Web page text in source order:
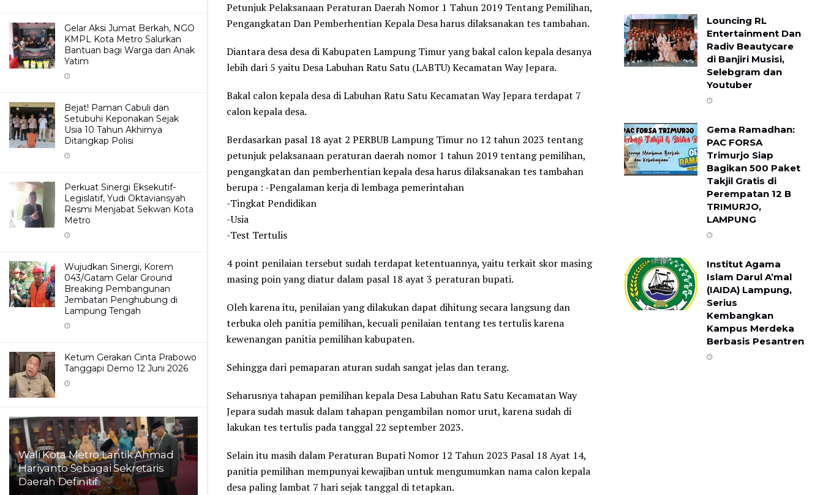
Gelar Aksi Jumat Berkah, NGO
KMPL Kota Metro Salurkan
Bantuan bagi Warga dan Anak
Yatim
Bejat! Paman Cabuli dan
Setubuhi Keponakan Sejak
Usia 10 Tahun Akhirnya
Ditangkap Polisi
Perkuat Sinergi Eksekutif-
Legislatif, Yudi Oktaviansyah
Resmi Menjabat Sekwan Kota
Metro
Wujudkan Sinergi, Korem
043/Gatam Gelar Ground
Breaking Pembangunan
Jembatan Penghubung di
Lampung Tengah
Ketum Gerakan Cinta Prabowo
Tanggapi Demo 12 Juni 2026
Wali Kota Metro Lantik Ahmad
Hariyanto Sebagai Sekretaris
Daerah Definitif
Petunjuk Pelaksanaan Peraturan Daerah Nomor 1 Tahun 2019 Tentang Pemilihan,
Pengangkatan Dan Pemberhentian Kepala Desa harus dilaksanakan tes tambahan.
Diantara desa desa di Kabupaten Lampung Timur yang bakal calon kepala desanya
lebih dari 5 yaitu Desa Labuhan Ratu Satu (LABTU) Kecamatan Way Jepara.
Bakal calon kepala desa di Labuhan Ratu Satu Kecamatan Way Jepara terdapat 7
calon kepala desa.
Berdasarkan pasal 18 ayat 2 PERBUB Lampung Timur no 12 tahun 2023 tentang
petunjuk pelaksanaan peraturan daerah nomor 1 tahun 2019 tentang pemilihan,
pengangkatan dan pemberhentian kepala desa harus dilaksanakan tes tambahan
berupa : -Pengalaman kerja di lembaga pemerintahan
-Tingkat Pendidikan
-Usia
-Test Tertulis
4 point penilaian tersebut sudah terdapat ketentuannya, yaitu terkait skor masing
masing poin yang diatur dalam pasal 18 ayat 3 peraturan bupati.
Oleh karena itu, penilaian yang dilakukan dapat dihitung secara langsung dan
terbuka oleh panitia pemilihan, kecuali penilaian tentang tes tertulis karena
kewenangan panitia pemilihan kabupaten.
Sehingga dari pemaparan aturan sudah sangat jelas dan terang.
Seharusnya tahapan pemilihan kepala Desa Labuhan Ratu Satu Kecamatan Way
Jepara sudah masuk dalam tahapan pengambilan nomor urut, karena sudah di
lakukan tes tertulis pada tanggal 22 september 2023.
Selain itu masih dalam Peraturan Bupati Nomor 12 Tahun 2023 Pasal 18 Ayat 14,
panitia pemilihan mempunyai kewajiban untuk mengumumkan nama calon kepala
desa paling lambat 7 hari sejak tanggal di tetapkan.
Louncing RL
Entertainment Dan
Radiv Beautycare
di Banjiri Musisi,
Selebgram dan
Youtuber
Gema Ramadhan:
PAC FORSA
Trimurjo Siap
Bagikan 500 Paket
Takjil Gratis di
Perempatan 12 B ​
TRIMURJO,
LAMPUNG
Institut Agama
Islam Darul A’mal
(IAIDA) Lampung,
Serius
Kembangkan
Kampus Merdeka
Berbasis Pesantren